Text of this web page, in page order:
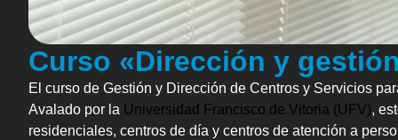
Curso «Dirección y
El curso de Gestión y Dirección de Centros y Servicios
Avalado por la Universidad Francisco de Vitoria (UFV),
residenciales, centros de día y centros de atención a